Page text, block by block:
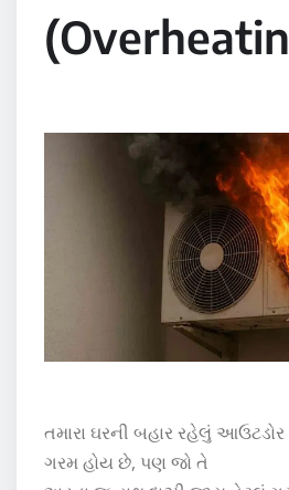
તમારા ઘરની બહાર રહેલું આઉટડોર
ગરમ હોય છે, પણ જો તે